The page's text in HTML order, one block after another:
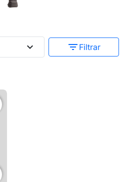
expand_more filter_list Filtrar